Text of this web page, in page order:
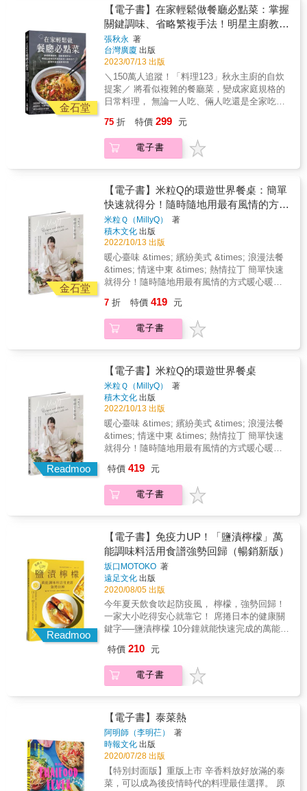
論資深頻道總監潘文德／田倉一食品有限公司
董事長
香料也可以在中藥行或大賣場尋覓？並分享私
房選物清單，為熱愛風味旅行的人，打開通往
南洋廚房的味覺之門。無論是料理新手，還是
香料愛好者，本書都是實用的入門地圖與靈感
寶庫，一起從餐桌上的香料開始，重新認識南
洋料理。【美味推薦】(依姓氏筆畫排序)艾吏福
Arif Sulistiyo／駐台北印尼經濟貿易代表處代表
李東明／前派駐印尼外交官、作家沈軒毅／美
食作家、「餓童日記」版主林勃攸／食時創新
餐飲集團廚藝總監張正／燦爛時光東南亞主題
書店創辦人陳靜宜／飲食作家喻碧芳／東雅小
廚創辦人葉偉傑／新加坡駐台北商務辦事處代
表楊渡／詩人、作家楊琇／原住民族電視台製
作人廖雲章／天下獨立評論資深頻道總監潘文
用東石鮮蚵也可以！提供最佳採買地點，肉
品、調味料、香草等，就能端出地球彼端的吸
睛餐點。▍在家自製，避開熱量陷阱用原型食
物、天然香料烹調，回歸食材原味，讓你吃得
健康且美味。▍全球飲食文化講座，紙上開張
中歐、東歐料理都用什麼食材提味？北義和南
義的飲食差在哪裡？最迷你的文化講堂，給你
最實用的知識。
吃到痛哭流涕！週一上班便是一條活龍！▍100
道美味食譜！誰說男子漢的餐桌，只有雞排和
魯肉飯！本書囊括了日本的大阪燒、法國的紅
酒燉牛肉、西班牙的海鮮燉飯、義大利的
Ravioli（義大利餃）、波蘭的Gołąbki（高麗菜
捲）……來自五大洲的經典名菜，全數集結於
此！▍獨家專欄企劃：營養建議、餐酒推薦、
肉品介紹由鄭惠文營養師把關，提供異國料理
的營養須知；侍酒師Lily推薦隨餐配酒；肉舖老
闆Mic則是教你怎麼挑選好吃的牛肉。▍顛覆食
苦惱大節日怎麼準備？舒芙蕾很難做？書中提
供小技巧，製作料理不再擔心。▍台灣在地食
材，完美復刻舌尖上的旅行買不到廣島牡蠣？
品、調味料、香草等，就能端出地球彼端的吸
睛餐點。▍在家自製，避開熱量陷阱用原型食
物、天然香料烹調，回歸食材原味，讓你吃得
健康且美味。▍全球飲食文化講座，紙上開張
中歐、東歐料理都用什麼食材提味？北義和南
義的飲食差在哪裡？最迷你的文化講堂，給你
最實用的知識。
金石堂
【電子書】在家輕鬆做餐廳必點菜：掌握
關鍵調味、省略繁複手法！明星主廚教你
用常見食材Ｘ家常技巧，重現50道各國
美味料理
張秋永 著
台灣廣廈 出版
2023/07/13 出版
＼150萬人追蹤！「料理123」秋永主廚的自炊
提案／ 將看似複雜的餐廳菜，變成家庭規格的
日常料理， 無論一人吃、倆人吃還是全家吃，
易、張棋惠、蔡頤榛（五熊）， 「型男大主
廚」製作人連恭平 ── 誠摯推薦！ 《行腳主廚
秋永的世界廚房》新裝封面版，好味再現。 &
燉牛腱， 美式經典的碳烤豬肋排、法國人最愛
的普羅旺斯燉菜&hellip;&hellip; 精選50道各國
餐廳的熱門料理， 跟著明星主廚張秋永，一起
在家中重現店內美味， 不只作法簡單，而且價
錢更划算，吃得更滿足！ & 曾任職於W
Hotel、君悅等知名飯店，擔任廚師超過20年，
並在烹飪教室、餐飲學校教課10多年的張秋永
主廚， 憑藉精湛的廚藝，以及「化繁為簡」的
料理教學風格， 獲邀成為台灣最知名料理節目
「型男大主廚」客座主廚， 並擔任網路節目
如今，他集結自身及網友們最愛的「餐廳級美
食」， 教你用「適合一般家庭」的方式烹調，
善用電鍋、烤箱小家電，& 輕鬆做出美味的電
日常的主食、配菜，還是假日的派對輕食、宴
客大菜， 都能夠不費力完成、天天端出全家滿
足的幸福料理！ & 本書特色 & 特色1. 主廚設
計！掌握關鍵調味、重點食材，在家也能複製
出餐廳級的美味。 本書囊括秋永主廚20多年來
在餐飲的專業知識見聞，也吸收他到各國旅遊
的美食閱歷，將最多人喜愛的餐廳料理集結成
麵、南蠻雞；韓式的炒碼麵、蔘雞湯
&hellip;&hellip;都能在保留美味元素的前提下
「去蕪存菁」，成為家常版本的日日料理！ &
其實可以很簡單！為了符合一般人的烹調習
慣，秋永主廚將餐廳的料理改良成家庭作法，
並使用平價、好取得的食材完成。例如在外面
吃很貴的英國名菜「威靈頓牛排」，可以用豬
肉和現成酥皮輕鬆重現；美式餐廳的「碳烤豬
肋排」，善用電鍋和烤箱也能免開火上桌！ &
特色3. 多元實用！集結主食、主菜、輕食、宴
客料理，適合各種場合與人數。 本書料理依照
不同用途分類，不論是一人吃、倆人吃、全家
吃都適用！快速完成的懶人救星「煙花女義大
下飯菜「椒麻雞」、「起司牛肉球」；簡單展
現儀式感的「牧羊人派」、「藍帶豬排」。每
一道，都是不容錯過的美味！ & 特色4. 好看好
皆宜的教學方式。 全書食譜除了以容易理解的
圖文解說，也搭配網路節目「料理123」拍攝的
示範影片，從備料提醒、食材切法到烹煮過程
鉅細靡遺。不僅好做、好吃，還能享受療癒又
有成就感的做菜時光！ &
75 折 特價 299 元
電子書
金石堂
【電子書】米粒Q的環遊世界餐桌：簡單
快速就得分！隨時隨地用最有風情的方式
暖心暖胃上菜啦！
米粒Ｑ（MillyQ）
著
積木文化 出版
2022/10/13 出版
暖心臺味 &times; 繽紛美式 &times; 浪漫法餐
&times; 情迷中東 &times; 熱情拉丁 簡單快速
就得分！隨時隨地用最有風情的方式暖心暖胃
湃早餐、令遊子流淚的家鄉味、 滿足另一顆胃
的手作甜點、清爽抑或微醺的冰飲特調， 一舉
完勝你生活中面臨的各種情境！& 米粒Q：「這
一口的料理環遊世界的食譜故事書，讓你端上
桌的每一道菜，都有故事。」 抬頭挺胸，不再
畏懼推開廚房的大門，也不再虐待自己的胃。
時尚風格部落客、暢銷作家米粒Q（MillyQ），
用一道一道美味又暖心的世界料理與故事，透
過自己動手做，找到好好吃飯跟分享美食的樂
趣，在餐桌上一起環遊世界。 快速、簡單、方
便的煮食靈感，讓你隨時隨地都能靈機一動，
面對各種情境、各種場合、各種需求、各種胃
配！好好吃飯，用心生活，用手作料理的溫度
療癒自己與家人朋友的身心脾胃，一起透過親
手料理的美食，搖身一變成為懂得煮、懂得
吃、懂得品嚐、懂得風格、懂得好好生活的品
味達人！ &
7 折 特價 419 元
電子書
Readmoo
【電子書】米粒Q的環遊世界餐桌
米粒Ｑ（MillyQ）
著
積木文化 出版
2022/10/13 出版
暖心臺味 &times; 繽紛美式 &times; 浪漫法餐
&times; 情迷中東 &times; 熱情拉丁 簡單快速
就得分！隨時隨地用最有風情的方式暖心暖胃
湃早餐、令遊子流淚的家鄉味、 滿足另一顆胃
的手作甜點、清爽抑或微醺的冰飲特調， 一舉
完勝你生活中面臨的各種情境！& 米粒Q：「這
一口的料理環遊世界的食譜故事書，讓你端上
桌的每一道菜，都有故事。」 抬頭挺胸，不再
畏懼推開廚房的大門，也不再虐待自己的胃。
時尚風格部落客、暢銷作家米粒Q（MillyQ），
用一道一道美味又暖心的世界料理與故事，透
過自己動手做，找到好好吃飯跟分享美食的樂
趣，在餐桌上一起環遊世界。 快速、簡單、方
便的煮食靈感，讓你隨時隨地都能靈機一動，
面對各種情境、各種場合、各種需求、各種胃
口，一轉身就端出最對味也最對胃的菜色搭
療癒自己與家人朋友的身心脾胃，一起透過親
手料理的美食，搖身一變成為懂得煮、懂得
吃、懂得品嚐、懂得風格、懂得好好生活的品
特價 419 元
電子書
Readmoo
【電子書】免疫力UP！「鹽漬檸檬」萬
能調味料活用食譜強勢回歸（暢銷新版）
坂口MOTOKO 著
遠足文化 出版
2020/08/05 出版
今年夏天飲食吹起防疫風， 檸檬，強勢回歸！
一家大小吃得安心就靠它！ 席捲日本的健康關
鍵字──鹽漬檸檬 10分鐘就能快速完成的萬能調
抑制血糖急速上升、減少鹽分攝取 15大功效
╳6大營養素，用美味打造不易生病的好體質
80道創意健康料理，讓您吃得美味、做得快樂
檸檬」就完成了！ 「鹽漬檸檬」可整顆連皮放
入燉煮或蒸煮、熱炒的料理裡， 也能切成細
絲，添在沙拉與涼拌料理當配角！ 檸檬汁與鹽
混合而成的「鹽漬檸檬汁」，隨時都能當成鹽
的替代品使用。 新鮮的果香與圓潤的酸味及鹽
味， 灑上一點，平凡的菜色與白飯也能瞬間美
特價 210 元
電子書
【電子書】泰菜熱
阿明師（李明芢）
著
時報文化 出版
2020/07/28 出版
【特別封面版】重版上市 辛香料放好放滿的泰
菜，可以成為後疫情時代的料理最佳選擇。 原